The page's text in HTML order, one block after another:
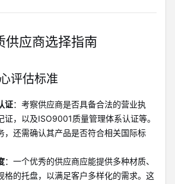
供应商选择指南
评估标准
证：考察供应商是否具备合法的营业执
证，以及ISO9001质量管理体系认证等。
，还需确认其产品是否符合相关国际标
：一个优秀的供应商应能提供多种材质、
格的托盘，以满足客户多样化的需求。这